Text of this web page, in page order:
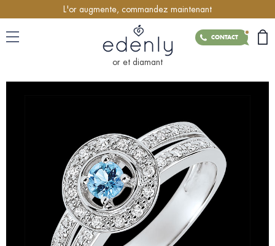
L'or augmente, commandez maintenant
CONTACT
or et diamant